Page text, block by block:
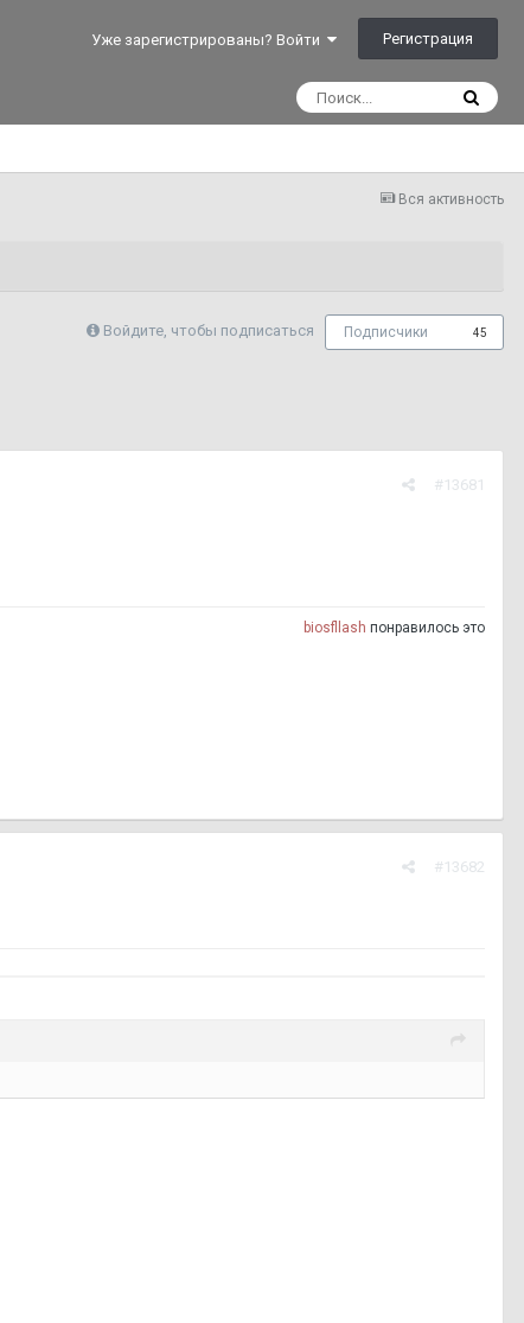
Уже зарегистрированы? Войти Регистрация
Вся активность
Войдите, чтобы подписаться Подписчики 45
#13681
biosfllash понравилось это
#13682